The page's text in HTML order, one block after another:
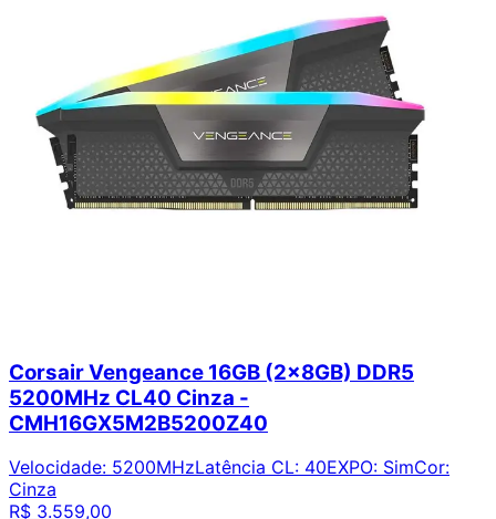
Corsair Vengeance 16GB (2x8GB) DDR5
5200MHz CL40 Cinza -
CMH16GX5M2B5200Z40
Velocidade: 5200MHzLatência CL: 40EXPO: SimCor:
Cinza
R$ 3.559,00